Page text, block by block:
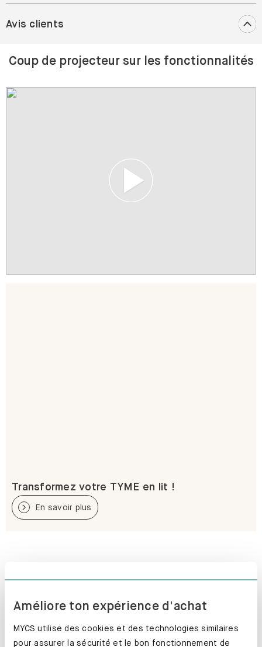
Améliore ton expérience d'achat
MYCS utilise des cookies et des technologies similaires
pour assurer la sécurité et le bon fonctionnement de
Coup de projecteur sur les fonctionnalités
Transformez votre TYME en lit !